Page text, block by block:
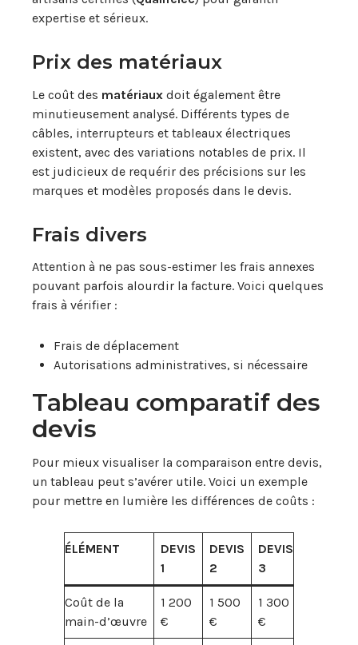
expertise et sérieux.
Prix des matériaux
Le coût des matériaux doit également être
minutieusement analysé. Différents types de
câbles, interrupteurs et tableaux électriques
existent, avec des variations notables de prix. Il
est judicieux de requérir des précisions sur les
marques et modèles proposés dans le devis.
Frais divers
Attention à ne pas sous-estimer les frais annexes
pouvant parfois alourdir la facture. Voici quelques
frais à vérifier :
Frais de déplacement
Autorisations administratives, si nécessaire
Tableau comparatif des
devis
Pour mieux visualiser la comparaison entre devis,
un tableau peut s’avérer utile. Voici un exemple
pour mettre en lumière les différences de coûts :
ÉLÉMENT
DEVIS
1
DEVIS
2
DEVIS
3
Coût de la
main-d’œuvre
1 200
€
1 500
€
1 300
€